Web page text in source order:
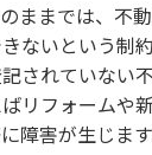
ままでは、不
ないという制
されていない
リフォームや
障害が生じます